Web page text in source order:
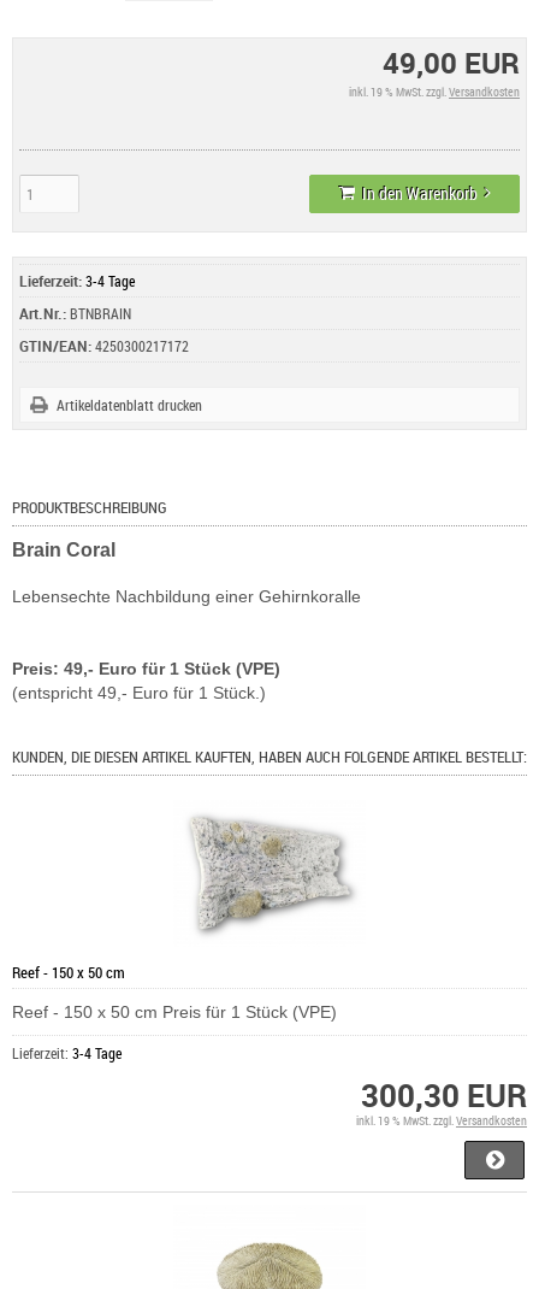
49,00 EUR
inkl. 19 % MwSt. zzgl.Versandkosten
In den Warenkorb
Lieferzeit:3-4 Tage
Art.Nr.:BTNBRAIN
GTIN/EAN:4250300217172
Artikeldatenblatt drucken
PRODUKTBESCHREIBUNG
Brain Coral
Lebensechte Nachbildung einer Gehirnkoralle
Preis: 49,- Euro für 1 Stück (VPE)
(entspricht 49,- Euro für 1 Stück.)
KUNDEN, DIE DIESEN ARTIKEL KAUFTEN, HABEN AUCH FOLGENDE ARTIKEL BESTELLT:
Reef - 150 x 50 cm
Reef - 150 x 50 cm Preis für 1 Stück (VPE)
Lieferzeit: 3-4 Tage
300,30 EUR
inkl. 19 % MwSt. zzgl.Versandkosten